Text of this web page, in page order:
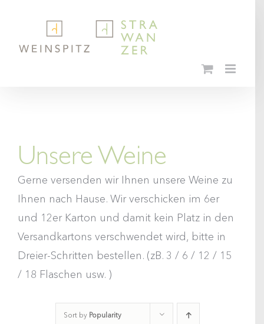
content
Unsere Weine
Gerne versenden wir Ihnen unsere Weine zu
Ihnen nach Hause. Wir verschicken im 6er
und 12er Karton und damit kein Platz in den
Versandkartons verschwendet wird, bitte in
Dreier-Schritten bestellen. (zB. 3 / 6 / 12 / 15
/ 18 Flaschen usw. )
Sort by Popularity